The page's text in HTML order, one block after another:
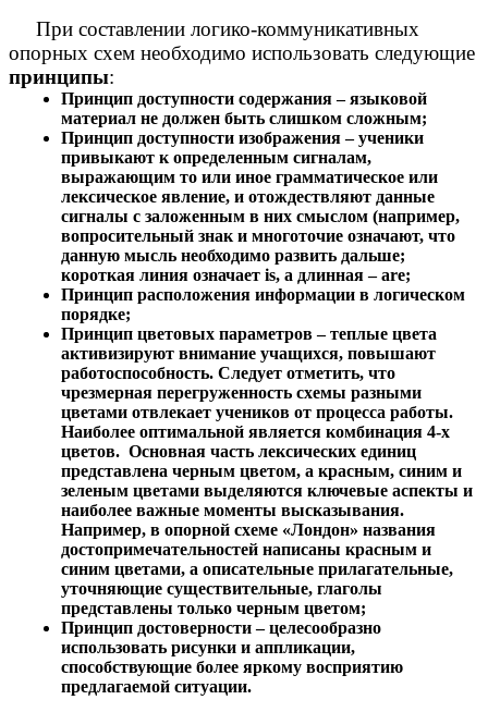
При составлении логико-коммуникативных
опорных схем необходимо использовать следующие
принципы:
Принцип доступности содержания – языковой
материал не должен быть слишком сложным;
Принцип доступности изображения – ученики
привыкают к определенным сигналам,
выражающим то или иное грамматическое или
лексическое явление, и отождествляют данные
сигналы с заложенным в них смыслом (например,
вопросительный знак и многоточие означают, что
данную мысль необходимо развить дальше;
короткая линия означает is, а длинная – are;
Принцип расположения информации в логическом
порядке;
Принцип цветовых параметров – теплые цвета
активизируют внимание учащихся, повышают
работоспособность. Следует отметить, что
чрезмерная перегруженность схемы разными
цветами отвлекает учеников от процесса работы.
Наиболее оптимальной является комбинация 4-х
цветов. Основная часть лексических единиц
представлена черным цветом, а красным, синим и
зеленым цветами выделяются ключевые аспекты и
наиболее важные моменты высказывания.
Например, в опорной схеме «Лондон» названия
достопримечательностей написаны красным и
синим цветами, а описательные прилагательные,
уточняющие существительные, глаголы
представлены только черным цветом;
Принцип достоверности – целесообразно
использовать рисунки и аппликации,
способствующие более яркому восприятию
предлагаемой ситуации.